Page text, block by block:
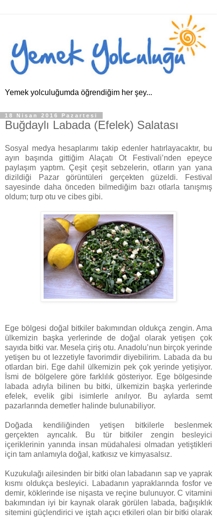
Yemek yolculuğumda öğrendiğim her şey...
18 Nisan 2016 Pazartesi
Buğdaylı Labada (Efelek) Salatası
Sosyal medya hesaplarımı takip edenler hatırlayacaktır, bu
ayın başında gittiğim Alaçatı Ot Festivali’nden epeyce
paylaşım yaptım. Çeşit çeşit sebzelerin, otların yan yana
dizildiği Pazar görüntüleri gerçekten güzeldi. Festival
sayesinde daha önceden bilmediğim bazı otlarla tanışmış
oldum; turp otu ve cibes gibi.
Ege bölgesi doğal bitkiler bakımından oldukça zengin. Ama
ülkemizin başka yerlerinde de doğal olarak yetişen çok
sayıda bitki var. Mesela çiriş otu. Anadolu’nun birçok yerinde
yetişen bu ot lezzetiyle favorimdir diyebilirim. Labada da bu
otlardan biri. Ege dahil ülkemizin pek çok yerinde yetişiyor.
İsmi de bölgelere göre farklılık gösteriyor. Ege bölgesinde
labada adıyla bilinen bu bitki, ülkemizin başka yerlerinde
efelek, evelik gibi isimlerle anılıyor. Bu aylarda semt
pazarlarında demetler halinde bulunabiliyor.
Doğada kendiliğinden yetişen bitkilerle beslenmek
gerçekten ayrıcalık. Bu tür bitkiler zengin besleyici
içeriklerinin yanında insan müdahalesi olmadan yetiştikleri
için tam anlamıyla doğal, katkısız ve kimyasalsız.
Kuzukulağı ailesinden bir bitki olan labadanın sap ve yaprak
kısmı oldukça besleyici. Labadanın yapraklarında fosfor ve
demir, köklerinde ise nişasta ve reçine bulunuyor. C vitamini
bakımından iyi bir kaynak olarak görülen labada, bağışıklık
sitemini güçlendirici ve iştah açıcı etkileri olan bir bitki olarak